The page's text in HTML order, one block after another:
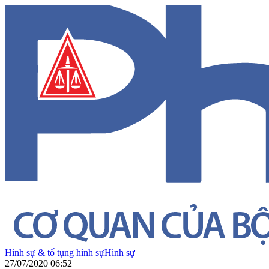
Hình sự & tố tụng hình sựHình sự
27/07/2020 06:52